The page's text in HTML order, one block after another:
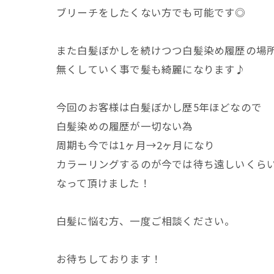
ブリーチをしたくない方でも可能です◎
また白髪ぼかしを続けつつ白髪染め履歴の場
無くしていく事で髪も綺麗になります♪
今回のお客様は白髪ぼかし歴5年ほどなので
白髪染めの履歴が一切ない為
周期も今では1ヶ月→2ヶ月になり
カラーリングするのが今では待ち遠しいくら
なって頂けました！
白髪に悩む方、一度ご相談ください。
お待ちしております！